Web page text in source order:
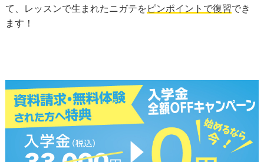
て、レッスンで生まれたニガテを ピンポイントで復習でき
ます！